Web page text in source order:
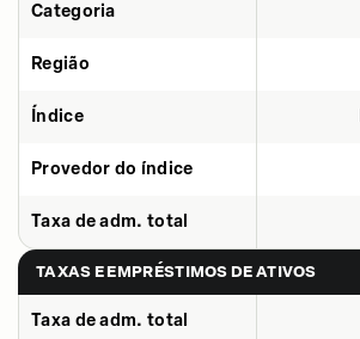
Categoria
Região
Índice
Provedor do índice
Taxa de adm. total
TAXAS E EMPRÉSTIMOS DE ATIVOS
Taxa de adm. total